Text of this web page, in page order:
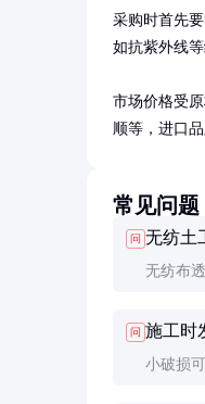
采购时首先
如抗紫外线等
市场价格受
顺等，进口
常见问题
问 无纺土
无纺布
问 施工时
小破损